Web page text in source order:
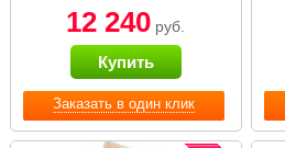
Заказать в один клик
12 240 руб.
Купить